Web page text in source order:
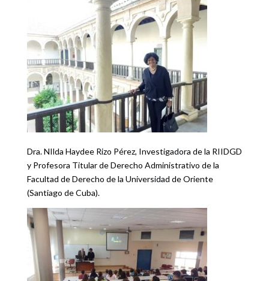
Dra. NIlda Haydee Rizo Pérez, Investigadora de la RIIDGD
y Profesora Titular de Derecho Administrativo de la
Facultad de Derecho de la Universidad de Oriente
(Santiago de Cuba).